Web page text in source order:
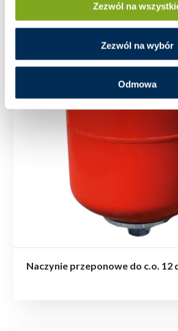
Zezwól na
Zezwól na wybór
Odmowa
Naczynie przeponowe do c.o. 12